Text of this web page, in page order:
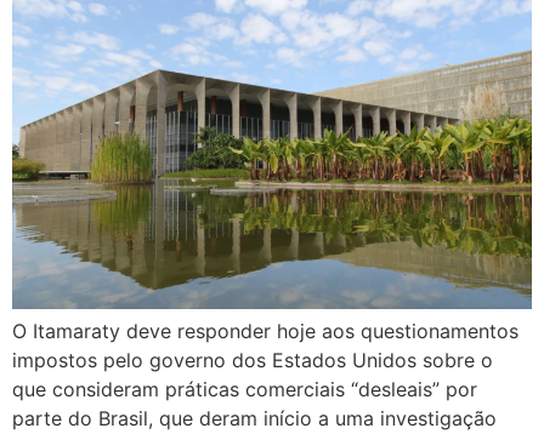
O Itamaraty deve responder hoje aos questionamentos
impostos pelo governo dos Estados Unidos sobre o
que consideram práticas comerciais “desleais” por
parte do Brasil, que deram início a uma investigação